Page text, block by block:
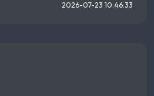
2026-07-23 10:46:33